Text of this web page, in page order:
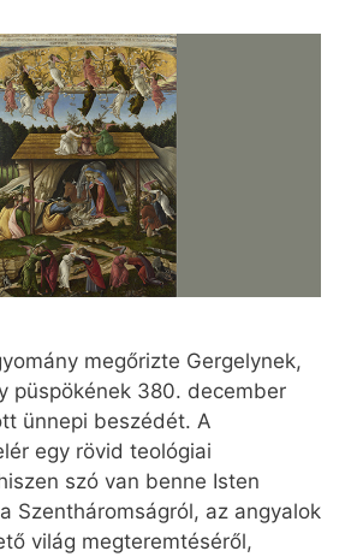
megőrizte Gergelynek,
püspökének 380. december
ünnepi beszédét. A
egy rövid teológiai
szó van benne Isten
Szentháromságról, az angyalok
világ megteremtéséről,